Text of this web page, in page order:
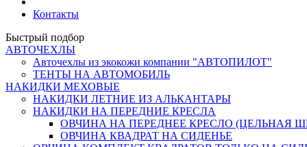
Контакты
Быстрый подбор
АВТОЧЕХЛЫ
Авточехлы из экокожи компании "АВТОПИЛОТ"
ТЕНТЫ НА АВТОМОБИЛЬ
НАКИДКИ МЕХОВЫЕ
НАКИДКИ ЛЕТНИЕ ИЗ АЛЬКАНТАРЫ
НАКИДКИ НА ПЕРЕДНИЕ КРЕСЛА
ОВЧИНА НА ПЕРЕДНЕЕ КРЕСЛО (ЦЕЛЬНАЯ
ОВЧИНА КВАДРАТ НА СИДЕНЬЕ